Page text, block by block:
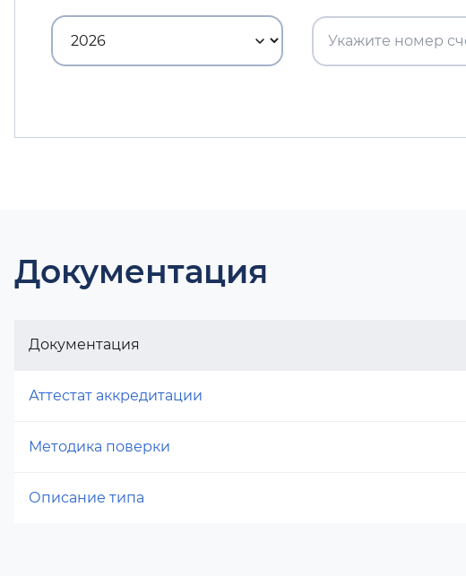
Документация
Документация
Аттестат аккредитации
Методика поверки
Описание типа